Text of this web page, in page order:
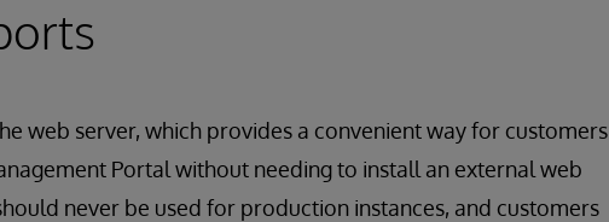
web server, which provides a convenient way for customers
Portal without needing to install an external web
never be used for production instances, and customers